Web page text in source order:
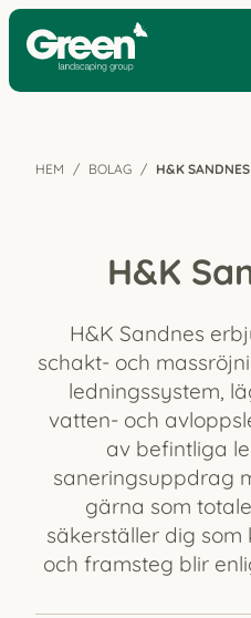
HEM BOLAG H&K
H&K
H&K Sandnes
schakt- och
ledningssystem,
vatten- och
av befintliga
saneringsuppdrag
gärna som
säkerställer dig
och framsteg blir